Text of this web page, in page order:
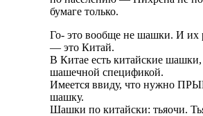
бумаге только.
Го- это вообще не шашки. И
— это Китай.
В Китае есть китайские
шашечной спецификой.
Имеется ввиду, что нужно
шашку.
Шашки по китайски: тьяочи.